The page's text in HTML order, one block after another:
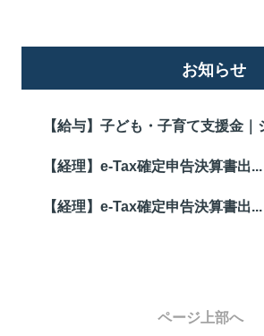
お知らせ
【給与】子ども・子育て支援金｜
【経理】e-Tax確定申告決算書出...
【経理】e-Tax確定申告決算書出...
ページ上部へ